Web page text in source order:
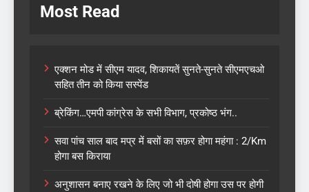
Most Read
एक्शन मोड में सीएम यादव, शिकायतें सुनते-सुनते सीएमएचओ
सहित तीन को किया सस्पेंड
ब्रेकिंग…एमपी कांग्रेस के सभी विभाग, प्रकोष्ठ भंग..
सवा पांच साल बाद मप्र में बसों का सफ़र होगा महंगा : 2/Km
होगा बस किराया
अनुशासन बनाए रखने के लिए जो भी दोषी होगा उस पर होगी